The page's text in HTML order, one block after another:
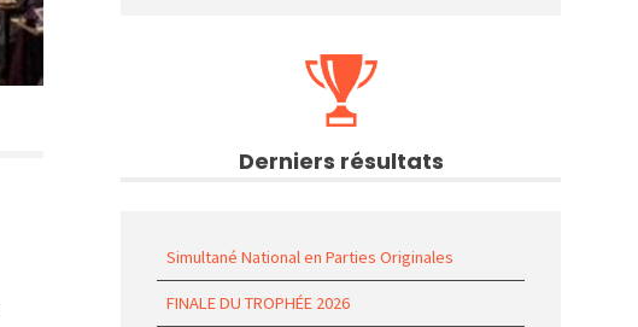
Derniers résultats
Simultané National en Parties Originales
FINALE DU TROPHÉE 2026